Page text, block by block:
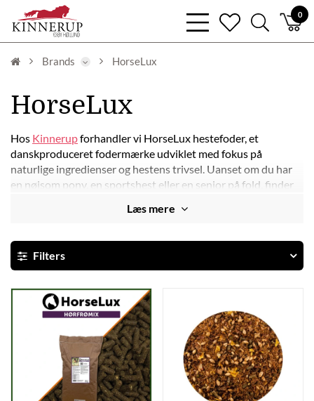
0
bars
light
heart
search
light
Brands HorseLux
HorseLux
Hos Kinnerupforhandler vi HorseLux hestefoder, et
danskproduceret fodermærke udviklet med fokus på
naturlige ingredienser og hestens trivsel. Uanset om du har
en nøjsom pony, en sportshest eller en senior på fold, finder
pels, hove og energi – og indeholder blandt andetoliersom
f.eks. Eponaolie, organiske mineraler og coatede vitaminer for
optimal optagelse.
Læs mere
Filters